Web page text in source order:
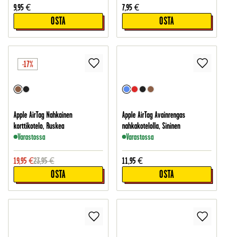
9,95 €
OSTA
7,95 €
OSTA
-17%
Apple AirTag Nahkainen
korttikotelo, Ruskea
Varastossa
19,95 €23,95 €
OSTA
Apple AirTag Avainrengas
nahkakotelolla, Sininen
Varastossa
11,95 €
OSTA